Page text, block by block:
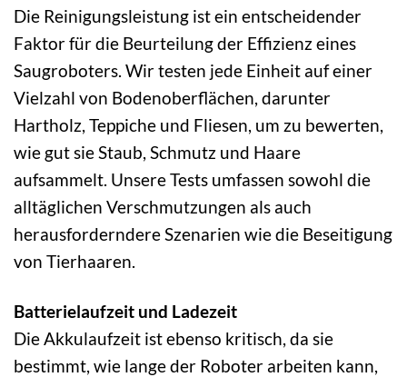
Die Reinigungsleistung ist ein entscheidender
Faktor für die Beurteilung der Effizienz eines
Saugroboters. Wir testen jede Einheit auf einer
Vielzahl von Bodenoberflächen, darunter
Hartholz, Teppiche und Fliesen, um zu bewerten,
wie gut sie Staub, Schmutz und Haare
aufsammelt. Unsere Tests umfassen sowohl die
alltäglichen Verschmutzungen als auch
herausforderndere Szenarien wie die Beseitigung
von Tierhaaren.
Batterielaufzeit und Ladezeit
Die Akkulaufzeit ist ebenso kritisch, da sie
bestimmt, wie lange der Roboter arbeiten kann,